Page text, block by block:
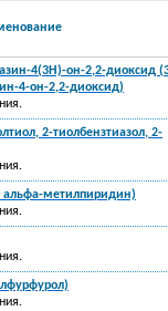
4(3Н)-он-2,2-диоксид
4-он-2,2-диоксид)
2-тиолбензтиазол, 2-
метилпиридин)